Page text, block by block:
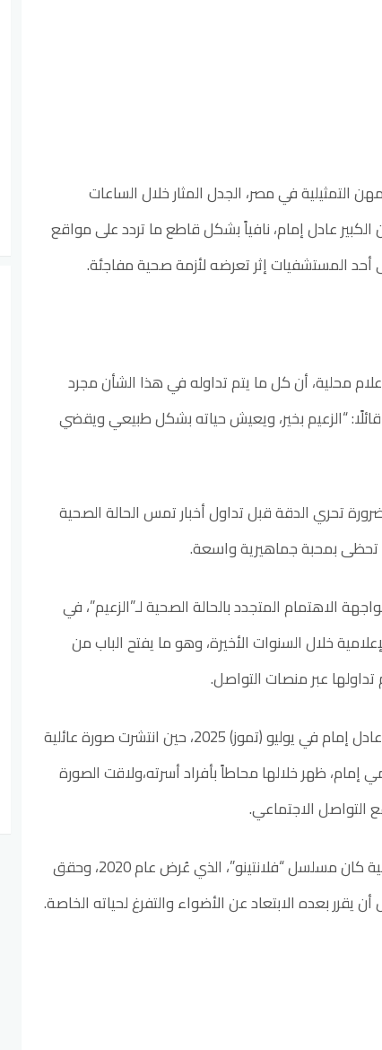
التمثيلية في مصر، الجدل المثار خلال الساعات
الكبير عادل إمام، نافياً بشكل قاطع ما تردد على مواقع
أحد المستشفيات إثر تعرضه لأزمة صحية مفاجئة.
محلية، أن كل ما يتم تداوله في هذا الشأن مجرد
“الزعيم بخير، ويعيش حياته بشكل طبيعي ويقضي
تحري الدقة قبل تداول أخبار تمس الحالة الصحية
تحظى بمحبة جماهيرية واسعة.
الاهتمام المتجدد بالحالة الصحية لـ”الزعيم”، في
خلال السنوات الأخيرة، وهو ما يفتح الباب من
تداولها عبر منصات التواصل.
وكان الظهور العلني الأخير للفنان عادل إمام في يوليو (تموز) 2025، حين انتشرت صورة عائلية
ظهر خلالها محاطاً بأفراد أسرته،ولاقت الصورة
التواصل الاجتماعي.
يذكر أن آخر أعمال عادل إمام الفنية كان مسلسل “فلانتينو”، الذي عُرض عام 2020، وحقق
بعده الابتعاد عن الأضواء والتفرغ لحياته الخاصة.